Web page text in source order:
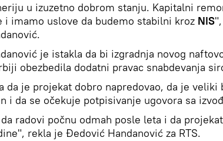
u izuzetno dobrom stanju. Kapitalni
i imamo uslove da budemo stabilni kroz NIS
je istakla da bi izgradnja novog
obezbedila dodatni pravac snabdevanja
da je projekat dobro napredovao, da je veliki
i da se očekuje potpisivanje ugovora sa
radovi počnu odmah posle leta i da
rekla je Đedović Handanović za RTS.